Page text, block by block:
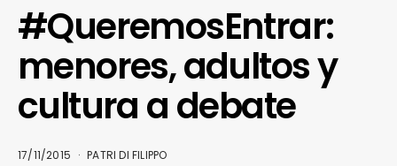
#QueremosEntrar:
menores, adultos y
cultura a debate
17/11/2015 PATRI DI FILIPPO